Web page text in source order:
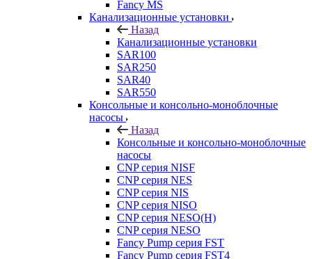
Fancy MS
Канализационные установки
Назад
Канализационные установки
SAR100
SAR250
SAR40
SAR550
Консольные и консольно-моноблочные
насосы
Назад
Консольные и консольно-моноблочные
насосы
CNP серия NISF
CNP серия NES
CNP серия NIS
CNP серия NISO
CNP серия NESO(H)
CNP серия NESO
Fancy Pump серия FST
Fancy Pump серия FST4